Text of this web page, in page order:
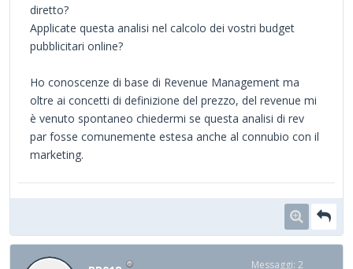
diretto?
Applicate questa analisi nel calcolo dei vostri budget
pubblicitari online?
Ho conoscenze di base di Revenue Management ma
oltre ai concetti di definizione del prezzo, del revenue mi
è venuto spontaneo chiedermi se questa analisi di rev
par fosse comunemente estesa anche al connubio con il
marketing.
Messaggi: 2